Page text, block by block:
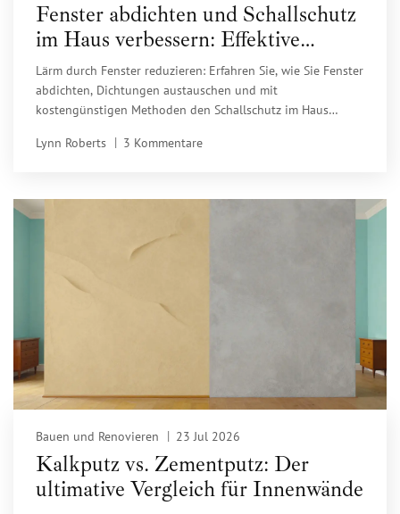
Fenster abdichten und Schallschutz
im Haus verbessern: Effektive
Methoden & Tipps
Lärm durch Fenster reduzieren: Erfahren Sie, wie Sie Fenster
abdichten, Dichtungen austauschen und mit
kostengünstigen Methoden den Schallschutz im Haus
Lynn Roberts
3 Kommentare
Bauen und Renovieren 23 Jul 2026
Kalkputz vs. Zementputz: Der
ultimative Vergleich für Innenwände